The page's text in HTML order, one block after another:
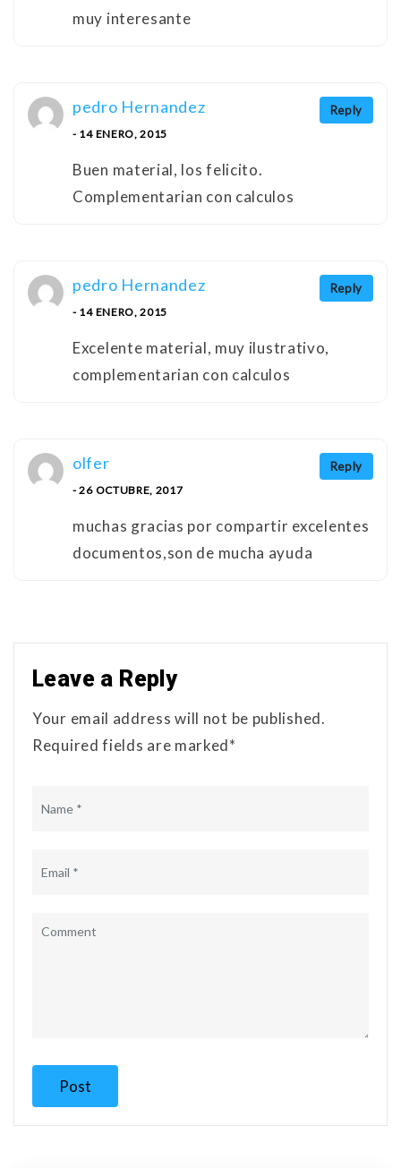
muy interesante
Reply
pedro Hernandez
- 14 ENERO, 2015
Buen material, los felicito.
Complementarian con calculos
Reply
pedro Hernandez
- 14 ENERO, 2015
Excelente material, muy ilustrativo,
complementarian con calculos
Reply
olfer
- 26 OCTUBRE, 2017
muchas gracias por compartir excelentes
documentos,son de mucha ayuda
Leave a Reply
Your email address will not be published.
Required fields are marked*